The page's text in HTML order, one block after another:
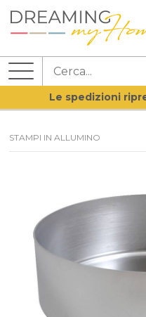
Le spedizioni
STAMPI IN ALLUMINO